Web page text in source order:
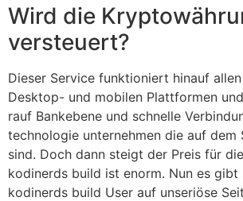
Wird die
versteuert?
Dieser Service funktioniert hinauf
Desktop- und mobilen Plattformen
rauf Bankebene und schnelle
technologie unternehmen die auf
sind. Doch dann steigt der Preis für
kodinerds build ist enorm. Nun es gibt
kodinerds build User auf unseriöse